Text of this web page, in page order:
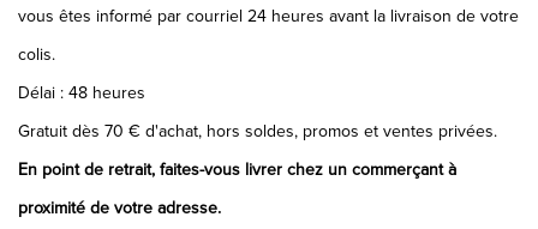
vous êtes informé par courriel 24 heures avant la livraison de votre
colis.
Délai : 48 heures
Gratuit dès 70 € d'achat, hors soldes, promos et ventes privées.
En point de retrait, faites-vous livrer chez un commerçant à
proximité de votre adresse.